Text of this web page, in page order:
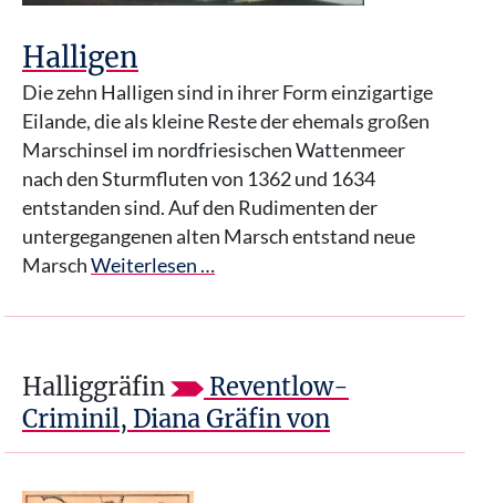
Halligen
Die zehn Halligen sind in ihrer Form einzigartige
Eilande, die als kleine Reste der ehemals großen
Marschinsel im nordfriesischen Wattenmeer
nach den Sturmfluten von 1362 und 1634
entstanden sind. Auf den Rudimenten der
untergegangenen alten Marsch entstand neue
MarschWeiterlesen …
Halliggräfin
Reventlow-
Criminil, Diana Gräfin von